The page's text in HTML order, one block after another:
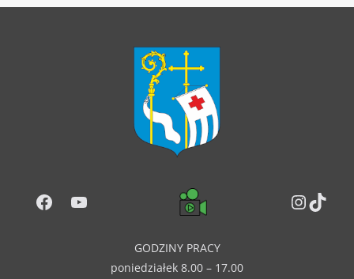
Facebook
YouTube
GODZINY PRACY
poniedziałek 8.00 – 17.00